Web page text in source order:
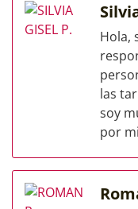
Hola,
las
soy
por